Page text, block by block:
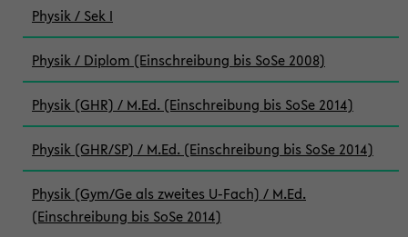
Physik / Sek I
Physik / Diplom (Einschreibung bis SoSe 2008)
Physik (GHR) / M.Ed. (Einschreibung bis SoSe 2014)
Physik (GHR/SP) / M.Ed. (Einschreibung bis SoSe 2014)
Physik (Gym/Ge als zweites U-Fach) / M.Ed.
(Einschreibung bis SoSe 2014)